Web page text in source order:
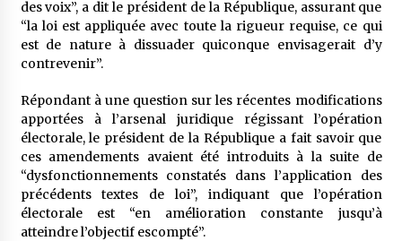
des voix”, a dit le président de la République, assurant que
“la loi est appliquée avec toute la rigueur requise, ce qui
est de nature à dissuader quiconque envisagerait d’y
contrevenir”.
Répondant à une question sur les récentes modifications
apportées à l’arsenal juridique régissant l’opération
électorale, le président de la République a fait savoir que
ces amendements avaient été introduits à la suite de
“dysfonctionnements constatés dans l’application des
précédents textes de loi”, indiquant que l’opération
électorale est “en amélioration constante jusqu’à
atteindre l’objectif escompté”.